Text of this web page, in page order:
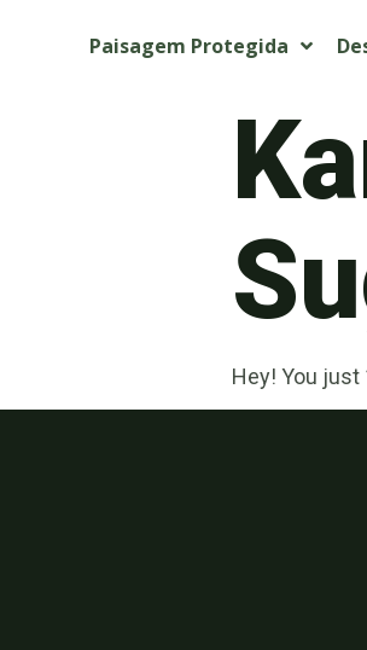
Paisagem Protegida
Hey! You just